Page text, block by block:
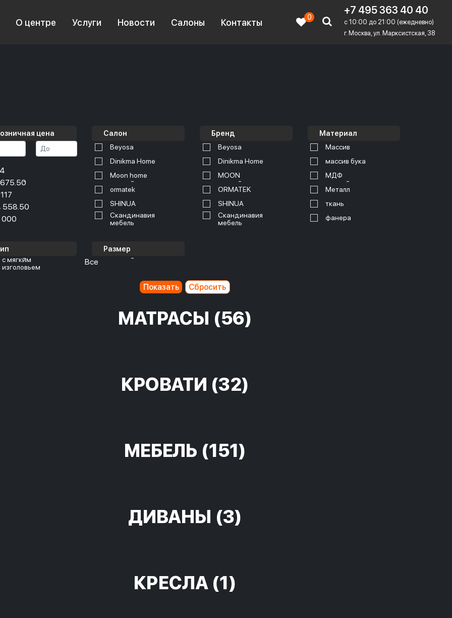
О центре Услуги Новости Салоны Контакты
0
+7 495 363 40 40
c 10:00 до 21:00 (ежедневно)
г. Москва, ул. Марксистская, 38
цена Салон
Beyosa
Dinikma Home
Moon home
ormatek
SHINUA
Скандинавия
мебель
Бренд
Beyosa
Dinikma Home
MOON
ORMATEK
SHINUA
Скандинавия
мебель
Материал
Массив
массив бука
МДФ
Металл
ткань
фанера
с мягким
изголовьем
Размер
Все
МАТРАСЫ (56)
КРОВАТИ (32)
МЕБЕЛЬ (151)
ДИВАНЫ (3)
КРЕСЛА (1)